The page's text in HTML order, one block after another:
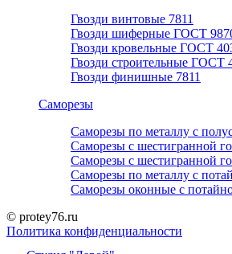
Гвозди винтовые 7811
Гвозди шиферные ГОСТ
Гвозди кровельные ГОСТ
Гвозди строительные ГОСТ
Гвозди финишные 7811
Саморезы
Саморезы по металлу с
Саморезы с шестигранной
Саморезы с шестигранной
Саморезы по металлу с
Саморезы оконные с
© protey76.ru
Политика конфиденциальности